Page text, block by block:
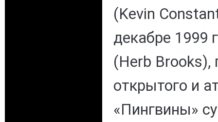
(Kevin
декабре 1999
(Herb Brooks),
открытого и
«Пингвины»